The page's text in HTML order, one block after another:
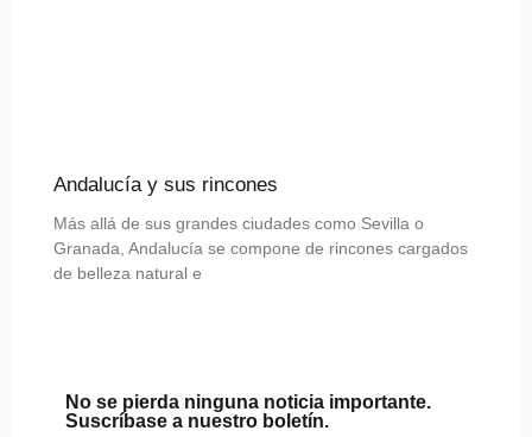
Andalucía y sus rincones
Más allá de sus grandes ciudades como Sevilla o
Granada, Andalucía se compone de rincones cargados
de belleza natural e
No se pierda ninguna noticia importante.
Suscríbase a nuestro boletín.